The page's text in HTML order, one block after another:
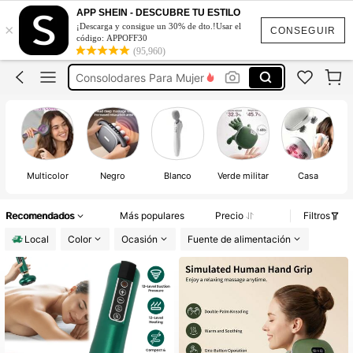
CONSEGUIR
×
APP SHEIN - DESCUBRE TU ESTILO
¡Descarga y consigue un 30% de dto.!Usar el
código: APPOFF30
(95,960)
Vibrados íntimo
Consolodares Para Mujer
Juguete Sexual Inalambrico
Vibrados íntimo
Multicolor Negro Blanco Verde militar Casa
Recomendados Más populares Precio
Filtros
Local
Color Ocasión Fuente de alimentación